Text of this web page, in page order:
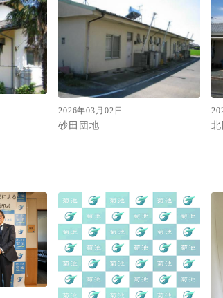
2026年03月02日
砂田団地